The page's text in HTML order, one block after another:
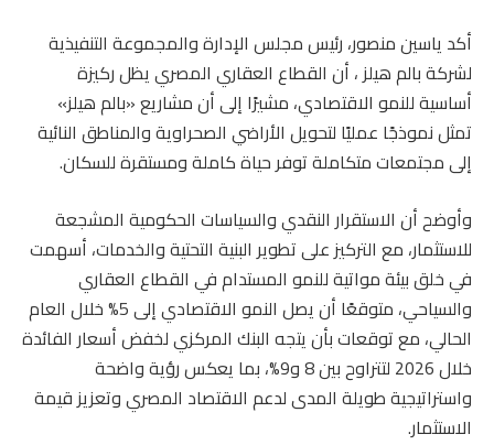
أكد ياسين منصور، رئيس مجلس الإدارة والمجموعة التنفيذية
لشركة بالم هيلز ، أن القطاع العقاري المصري يظل ركيزة
أساسية للنمو الاقتصادي، مشيرًا إلى أن مشاريع «بالم هيلز»
تمثل نموذجًا عمليًا لتحويل الأراضي الصحراوية والمناطق النائية
إلى مجتمعات متكاملة توفر حياة كاملة ومستقرة للسكان.
وأوضح أن الاستقرار النقدي والسياسات الحكومية المشجعة
للاستثمار، مع التركيز على تطوير البنية التحتية والخدمات، أسهمت
في خلق بيئة مواتية للنمو المستدام في القطاع العقاري
والسياحي، متوقعًا أن يصل النمو الاقتصادي إلى 5% خلال العام
الحالي، مع توقعات بأن يتجه البنك المركزي لخفض أسعار الفائدة
خلال 2026 لتتراوح بين 8 و9%، بما يعكس رؤية واضحة
واستراتيجية طويلة المدى لدعم الاقتصاد المصري وتعزيز قيمة
الاستثمار.